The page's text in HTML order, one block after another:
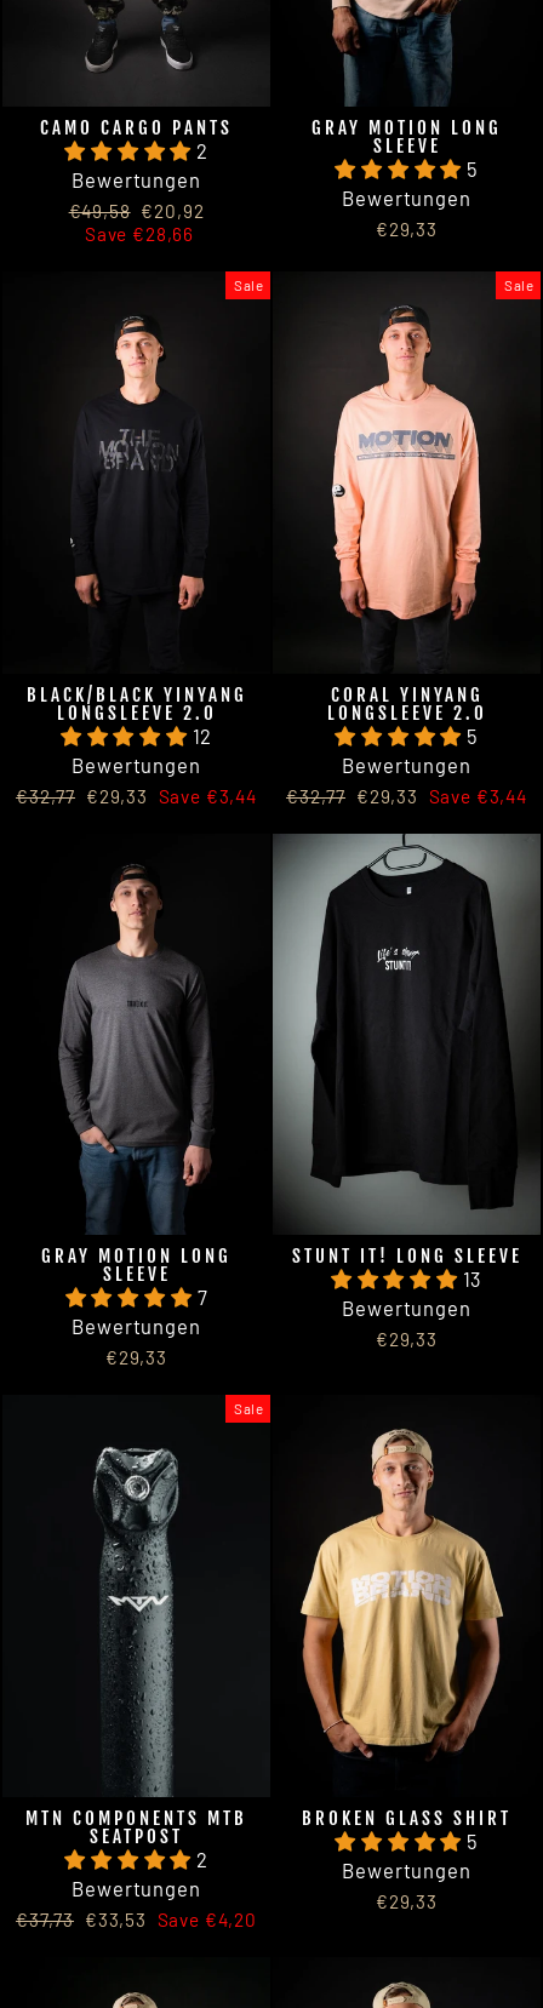
CAMO CARGO PANTS
2
Bewertungen
Regular
price
€49,58 Sale
price
€20,92
Save €28,66
GRAY MOTION LONG
SLEEVE
5
Bewertungen
€29,33
Sale
BLACK/BLACK YINYANG
LONGSLEEVE 2.0
12
Bewertungen
Regular
€32,77 Sale
€29,33 Save €3,44
Sale
CORAL YINYANG
LONGSLEEVE 2.0
5
Bewertungen
Regular
€32,77 Sale
€29,33 Save €3,44
GRAY MOTION LONG
SLEEVE
7
Bewertungen
€29,33
STUNT IT! LONG SLEEVE
13
Bewertungen
€29,33
Sale
MTN COMPONENTS MTB
SEATPOST
2
Bewertungen
Regular
€37,73 Sale
€33,53 Save €4,20
BROKEN GLASS SHIRT
5
Bewertungen
€29,33